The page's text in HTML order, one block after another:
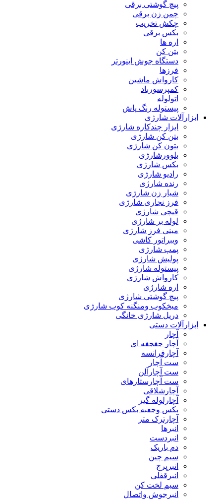
پیچ گوشتی برقی
چمن زن برقی
چکش تخریب
بکس برقی
اره ها
بتن کن
دستگاه جوش اینورتر
فرزها
کارواش ماشین
کمپرسورباد
اتولوله
پیستوله رنگ پاش
ابزارآلات شارژی
ابزار چندکاره شارژی
بتن کن شارژی
بتون کن شارژی
بلوورشارژی
بکس شارژی
رادیو شارژی
رنده شارژی
شیار زن شارژی
فرز نجاری شارژی
قیچی شارژی
لوله بر شارژی
مینی فرز شارژی
ویبراتور کاشی
پمپ شارژی
پولیش شارژی
پیستوله شارژی
کارواش شارژی
اره شارژی
پیچ گوشتی شارژی
میخکوب ومنگنه کوب شارژی
دریل شارژی خانگی
ابزارآلات دستی
آچار
آچار جغجغه ای
آچارفرانسه
ست آچار
ست آچارآلن
ست آچارستارهای
آچارشلاقی
آچارلوله گیر
بکس وجعبه بکس دستی
آچارترک متر
انبرها
انبردست
دم باریک
سیم چین
انبرپرچ
انبرقفلی
سیم لخت کن
انبرجوش واتصال